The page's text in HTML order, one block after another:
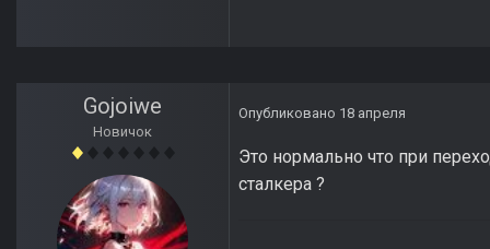
Gojoiwe
Новичок
Опубликовано 18 апреля
Это нормально что при
сталкера ?